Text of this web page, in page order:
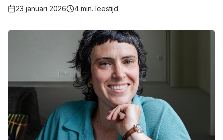
23 januari 2026 4 min. leestijd